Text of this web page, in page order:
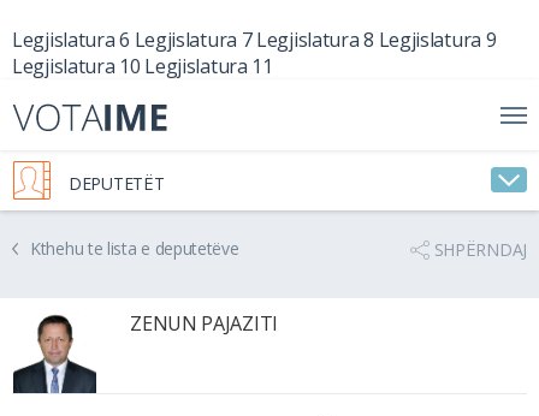
Legjislatura 6 Legjislatura 7 Legjislatura 8 Legjislatura 9
Legjislatura 10 Legjislatura 11
DEPUTETËT
Kthehu te lista e deputetëve SHPËRNDAJ
ZENUN PAJAZITI